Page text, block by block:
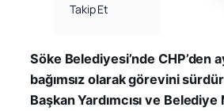
Takip Et
Söke Belediyesi’nde CHP’den
bağımsız olarak görevini
Başkan Yardımcısı ve